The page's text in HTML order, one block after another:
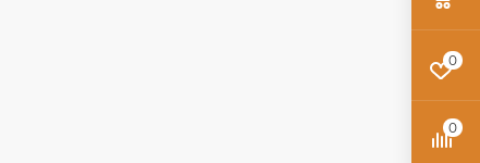
0
0